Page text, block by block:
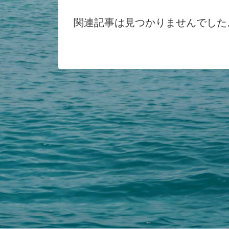
関連記事は見つかりませんでし